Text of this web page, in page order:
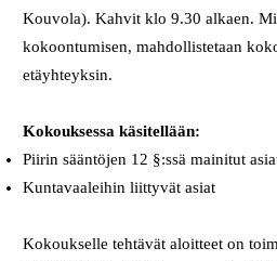
Kouvola). Kahvit klo 9.30 alkaen.
kokoontumisen, mahdollistetaan
etäyhteyksin.
Kokouksessa käsitellään:
Piirin sääntöjen 12 §:ssä mainitut
Kuntavaaleihin liittyvät asiat
Kokoukselle tehtävät aloitteet on